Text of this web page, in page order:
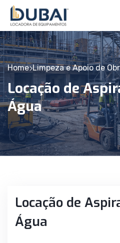
Home Limpeza e Apoio de
Locação de
Água
Locação de
Água